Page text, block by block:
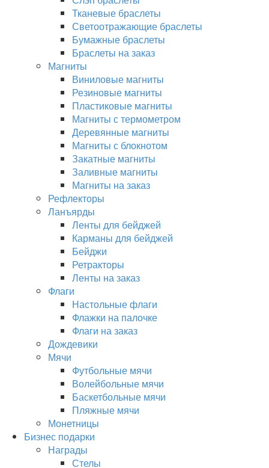
Тканевые браслеты
Светоотражающие браслеты
Бумажные браслеты
Браслеты на заказ
Магниты
Виниловые магниты
Резиновые магниты
Пластиковые магниты
Магниты с термометром
Деревянные магниты
Магниты с блокнотом
Закатные магниты
Заливные магниты
Магниты на заказ
Рефлекторы
Ланъярды
Ленты для бейджей
Карманы для бейджей
Бейджи
Ретракторы
Ленты на заказ
Флаги
Настольные флаги
Флажки на палочке
Флаги на заказ
Дождевики
Мячи
Футбольные мячи
Волейбольные мячи
Баскетбольные мячи
Пляжные мячи
Монетницы
Бизнес подарки
Награды
Стелы